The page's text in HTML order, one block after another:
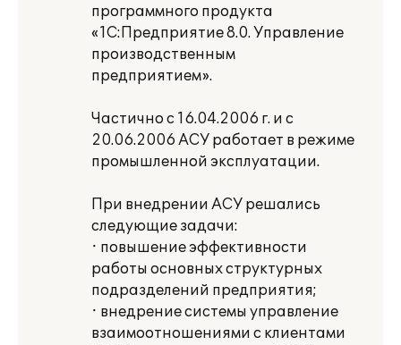
программного продукта
«1С:Предприятие 8.0. Управление
производственным
предприятием».
Частично с 16.04.2006 г. и с
20.06.2006 АСУ работает в режиме
промышленной эксплуатации.
При внедрении АСУ решались
следующие задачи:
· повышение эффективности
работы основных структурных
подразделений предприятия;
· внедрение системы управление
взаимоотношениями с клиентами